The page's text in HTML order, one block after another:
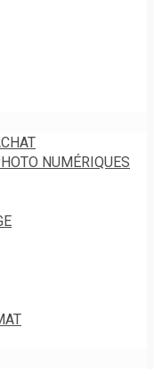
NUMÉRIQUES